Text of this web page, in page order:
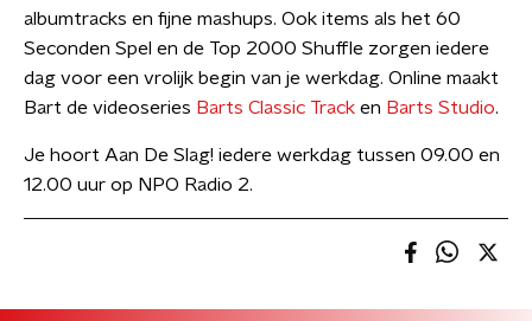
albumtracks en fijne mashups. Ook items als het 60
Seconden Spel en de Top 2000 Shuffle zorgen iedere
dag voor een vrolijk begin van je werkdag. Online maakt
Bart de videoseries Barts Classic Track en Barts Studio.
Je hoort Aan De Slag! iedere werkdag tussen 09.00 en
12.00 uur op NPO Radio 2.